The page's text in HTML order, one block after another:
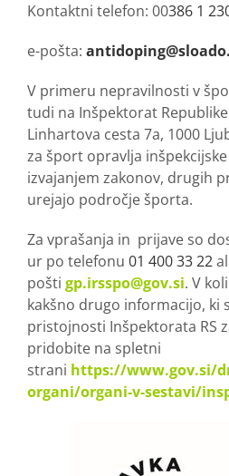
Kontaktni telefon: 00386 1
e-pošta:
V primeru nepravilnosti v
tudi na Inšpektorat
Linhartova cesta 7a, 1000
za šport opravlja
izvajanjem zakonov, drugih
urejajo področje športa.
Za vprašanja in prijave so
ur po telefonu 01 400 33 22
pošti gp.irsspo@gov.si. V
kakšno drugo informacijo, ki
pristojnosti Inšpektorata RS
pridobite na spletni
strani https://www.gov.si/
organi/organi-v-sestavi/